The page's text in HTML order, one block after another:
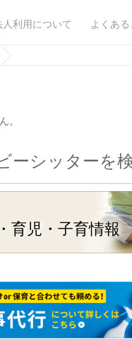
人利用について よくあ
。
ーシッターを
育児・子育情報